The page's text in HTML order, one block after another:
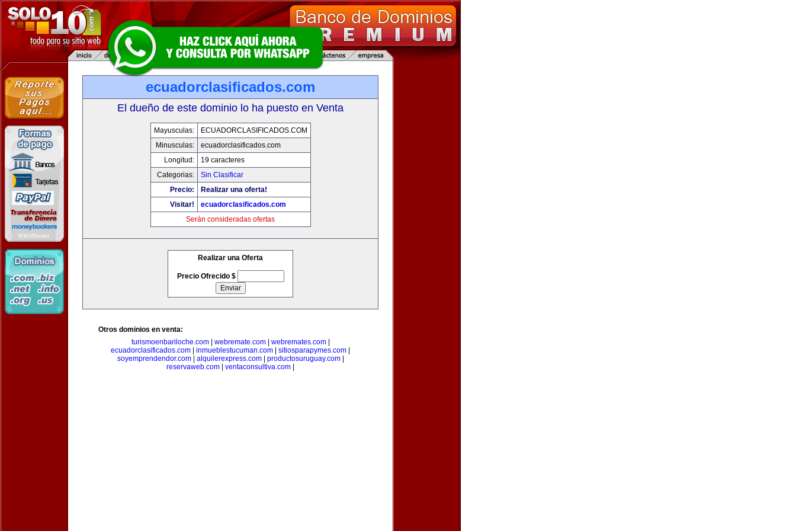
ecuadorclasificados.com
El dueño de este dominio lo ha puesto en Venta
Mayusculas:
ECUADORCLASIFICADOS.COM
Minusculas:
ecuadorclasificados.com
Longitud:
19 caracteres
Categorias:
Sin Clasificar
Precio:
Realizar una oferta!
Visitar!
ecuadorclasificados.com
Serán consideradas ofertas
Realizar una Oferta
Precio Ofrecido $
Otros dominios en venta:
turismoenbariloche.com| webremate.com| webremates.com|
ecuadorclasificados.com
inmueblestucuman.com sitiosparapymes.com
soyemprendendor.com| alquilerexpress.com| productosuruguay.com|
reservaweb.com
ventaconsultiva.com